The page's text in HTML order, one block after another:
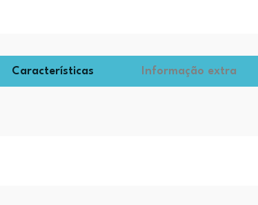
Características Informação extra